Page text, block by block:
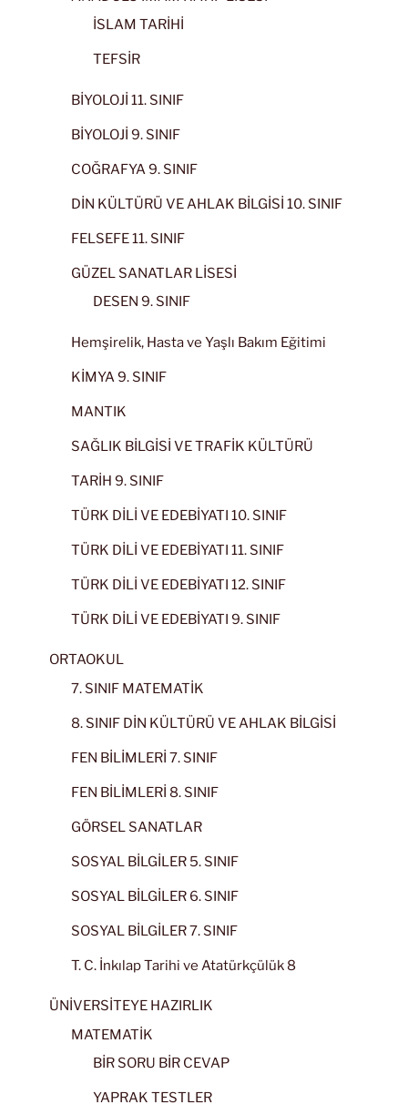
İSLAM TARİHİ
TEFSİR
BİYOLOJİ 11. SINIF
BİYOLOJİ 9. SINIF
COĞRAFYA 9. SINIF
DİN KÜLTÜRÜ VE AHLAK BİLGİSİ 10. SINIF
FELSEFE 11. SINIF
GÜZEL SANATLAR LİSESİ
DESEN 9. SINIF
Hemşirelik, Hasta ve Yaşlı Bakım Eğitimi
KİMYA 9. SINIF
MANTIK
SAĞLIK BİLGİSİ VE TRAFİK KÜLTÜRÜ
TARİH 9. SINIF
TÜRK DİLİ VE EDEBİYATI 10. SINIF
TÜRK DİLİ VE EDEBİYATI 11. SINIF
TÜRK DİLİ VE EDEBİYATI 12. SINIF
TÜRK DİLİ VE EDEBİYATI 9. SINIF
ORTAOKUL
7. SINIF MATEMATİK
8. SINIF DİN KÜLTÜRÜ VE AHLAK BİLGİSİ
FEN BİLİMLERİ 7. SINIF
FEN BİLİMLERİ 8. SINIF
GÖRSEL SANATLAR
SOSYAL BİLGİLER 5. SINIF
SOSYAL BİLGİLER 6. SINIF
SOSYAL BİLGİLER 7. SINIF
T. C. İnkılap Tarihi ve Atatürkçülük 8
ÜNİVERSİTEYE HAZIRLIK
MATEMATİK
BİR SORU BİR CEVAP
YAPRAK TESTLER